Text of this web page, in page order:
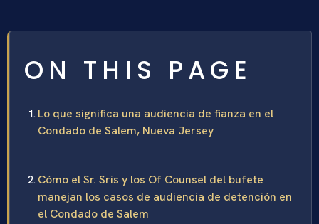
ON THIS PAGE
Lo que significa una audiencia de fianza en el
Condado de Salem, Nueva Jersey
Cómo el Sr. Sris y los Of Counsel del bufete
manejan los casos de audiencia de detención en
el Condado de Salem